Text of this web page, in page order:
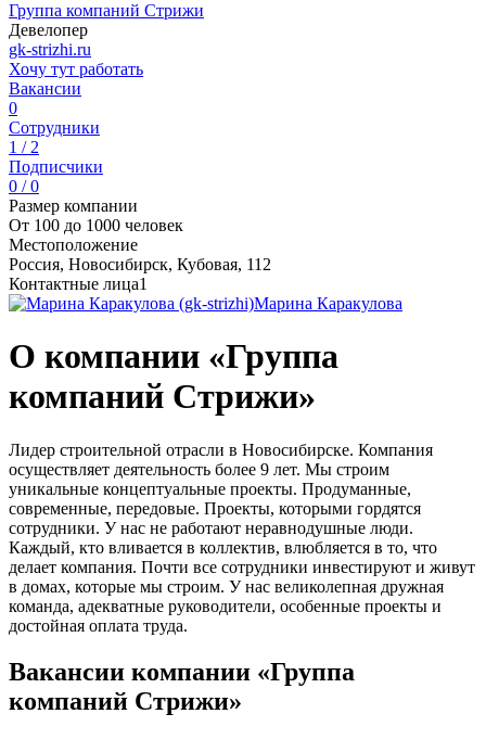
Группа компаний Стрижи
Девелопер
gk-strizhi.ru
Хочу тут работать
Вакансии
0
Сотрудники
1 / 2
Подписчики
0 / 0
Размер компании
От 100 до 1000 человек
Местоположение
Россия, Новосибирск, Кубовая, 112
Контактные лица1
Марина Каракулова
О компании «Группа
компаний Стрижи»
Лидер строительной отрасли в Новосибирске. Компания
осуществляет деятельность более 9 лет. Мы строим
уникальные концептуальные проекты. Продуманные,
современные, передовые. Проекты, которыми гордятся
сотрудники. У нас не работают неравнодушные люди.
Каждый, кто вливается в коллектив, влюбляется в то, что
делает компания. Почти все сотрудники инвестируют и живут
в домах, которые мы строим. У нас великолепная дружная
команда, адекватные руководители, особенные проекты и
достойная оплата труда.
Вакансии компании «Группа
компаний Стрижи»